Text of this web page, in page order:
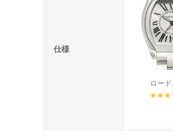
仕様
ロー
★★★